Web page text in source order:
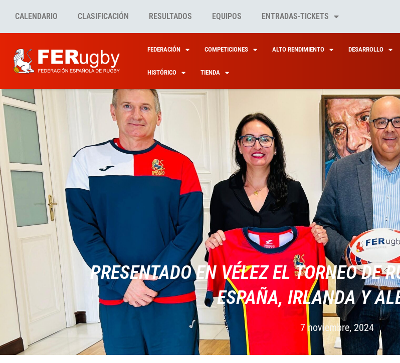
CALENDARIO CLASIFICACIÓN RESULTADOS EQUIPOS ENTRADAS-TICKETS
FEDERACIÓN COMPETICIONES ALTO RENDIMIENTO DESARROLLO
HISTÓRICO TIENDA
PRESENTADO EN VÉLEZ EL TORNEO DE
ESPAÑA, IRLANDA Y
7 noviembre, 2024